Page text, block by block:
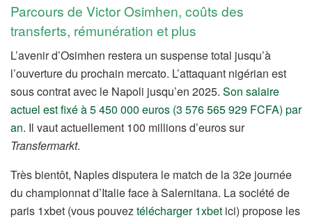
Parcours de Victor Osimhen, coûts des
transferts, rémunération et plus
L’avenir d’Osimhen restera un suspense total jusqu’à
l’ouverture du prochain mercato. L’attaquant nigérian est
sous contrat avec le Napoli jusqu’en 2025. Son salaire
actuel est fixé à 5 450 000 euros (3 576 565 929 FCFA) par
an. Il vaut actuellement 100 millions d’euros sur
Transfermarkt.
Très bientôt, Naples disputera le match de la 32e journée
du championnat d’Italie face à Salernitana. La société de
paris 1xbet (vous pouveztélécharger 1xbet ici) propose les